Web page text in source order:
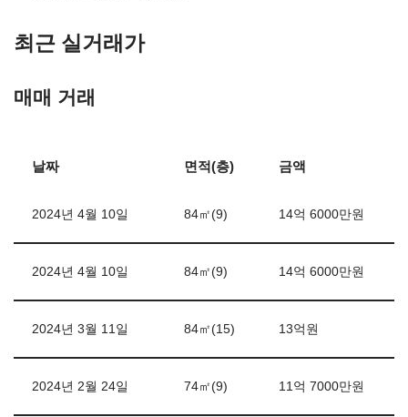
최근 실거래가
매매 거래
날짜 면적(층) 금액
2024년 4월 10일 84㎡(9) 14억 6000만원
2024년 4월 10일 84㎡(9) 14억 6000만원
2024년 3월 11일 84㎡(15) 13억원
2024년 2월 24일 74㎡(9) 11억 7000만원